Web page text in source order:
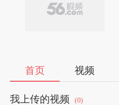
首页 视频
我上传的视频 (0)